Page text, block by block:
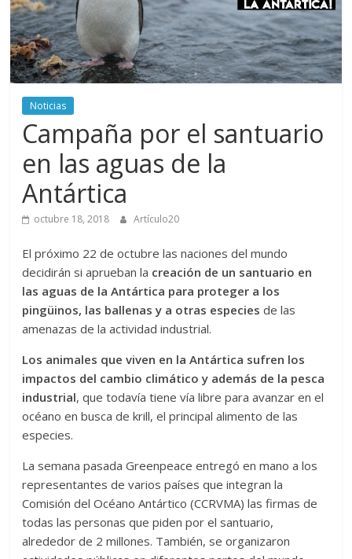
periodismo
digital
del
Politécnico
Grancolombiano
Noticias
Campaña por el santuario
en las aguas de la
Antártica
octubre 18, 2018 Artículo20
El próximo 22 de octubre las naciones del mundo
decidirán si aprueban la creación de un santuario en
las aguas de la Antártica para proteger a los
pingüinos, las ballenas y a otras especies de las
amenazas de la actividad industrial.
Los animales que viven en la Antártica sufren los
impactos del cambio climático y además de la pesca
industrial, que todavía tiene vía libre para avanzar en el
océano en busca de krill, el principal alimento de las
especies.
La semana pasada Greenpeace entregó en mano a los
representantes de varios países que integran la
Comisión del Océano Antártico (CCRVMA) las firmas de
todas las personas que piden por el santuario,
alrededor de 2 millones. También, se organizaron